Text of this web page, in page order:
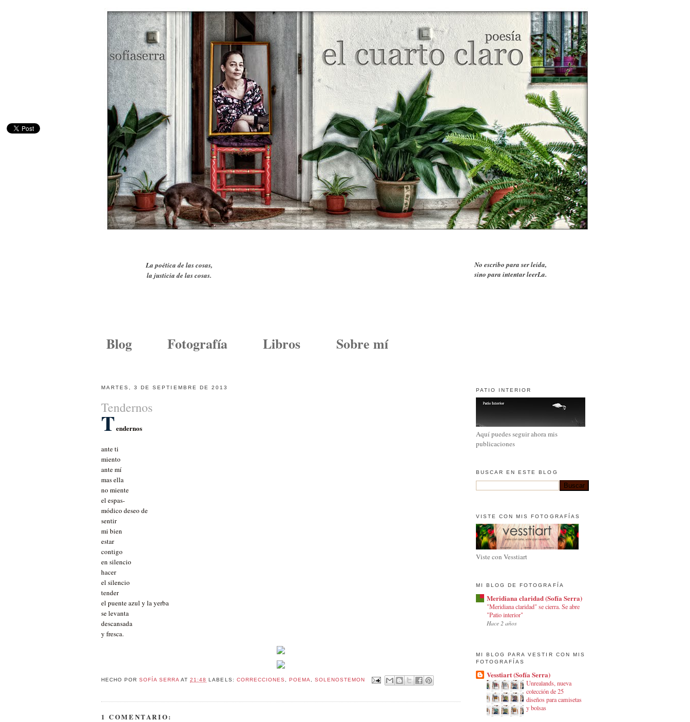
La poética de las cosas,
la justicia de las cosas.
No escribo para ser leída,
sino para intentar leerLa.
Blog Fotografía Libros Sobre mí
MARTES, 3 DE SEPTIEMBRE DE 2013
Tendernos
Tendernos
ante ti
miento
ante mí
mas ella
no miente
el espas-
módico deseo de
sentir
mi bien
estar
contigo
en silencio
hacer
el silencio
tender
el puente azul y la yerba
se levanta
descansada
y fresca.
HECHO PORSOFÍA SERRAAT21:48 LABELS: CORRECCIONES , POEMA, SOLENOSTEMON
1 COMENTARIO:
PATIO INTERIOR
Aquí puedes seguir ahora mis
publicaciones
BUSCAR EN ESTE BLOG
VISTE CON MIS FOTOGRAFÍAS
Viste con Vesstiart
MI BLOG DE FOTOGRAFÍA
Meridiana claridad (Sofía Serra)
"Meridiana claridad" se cierra. Se abre
"Patio interior"
Hace 2 años
MI BLOG PARA VESTIR CON MIS
FOTOGRAFÍAS
Vesstiart (Sofía Serra)
Unrealands, nueva
colección de 25
diseños para camisetas
y bolsas